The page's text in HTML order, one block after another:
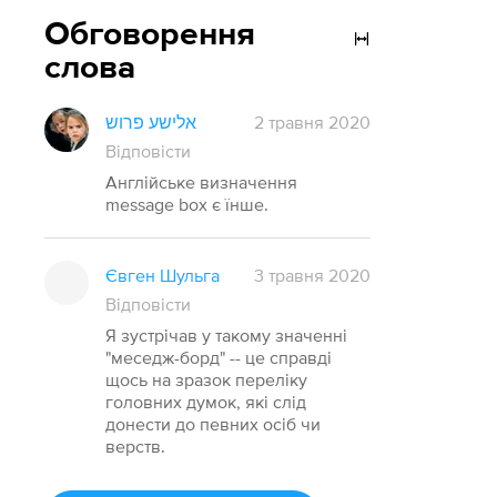
Обговорення
слова
אלישע פרוש
2 травня 2020
Відповісти
Англійське визначення
message box є їнше.
Євген Шульга
3 травня 2020
Відповісти
Я зустрічав у такому значенні
"меседж-борд" -- це справді
щось на зразок переліку
головних думок, які слід
донести до певних осіб чи
верств.